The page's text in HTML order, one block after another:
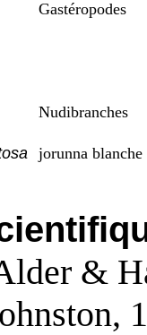
Gastéropodes
Nudibranches
jorunna blanche
&